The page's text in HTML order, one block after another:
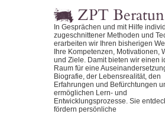
ZPT
In Gesprächen und mit Hilfe
zugeschnittener Methoden und
erarbeiten wir Ihren bisherigen
Ihre Kompetenzen, Motivationen,
und Ziele. Damit bieten wir einen
Raum für eine
Biografie, der Lebensrealität, den
Erfahrungen und Befürchtungen
ermöglichen Lern- und
Entwicklungsprozesse. Sie
fördern persönliche